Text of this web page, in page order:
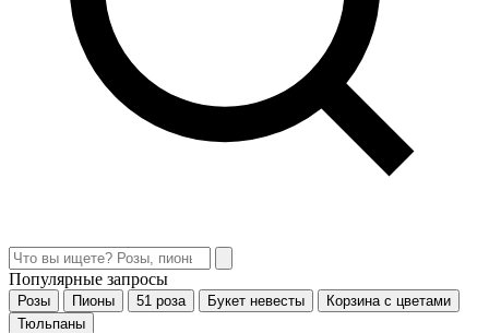
Популярные запросы
Розы Пионы 51 роза Букет невесты
Корзина с цветами
Тюльпаны